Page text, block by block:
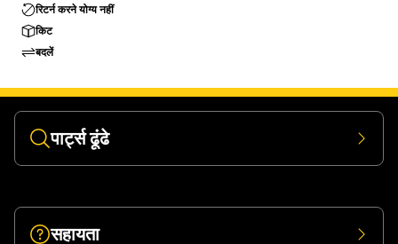
रिटर्न करने योग्य नहीं
किट
बदलें
पार्ट्स ढूंढे
सहायता